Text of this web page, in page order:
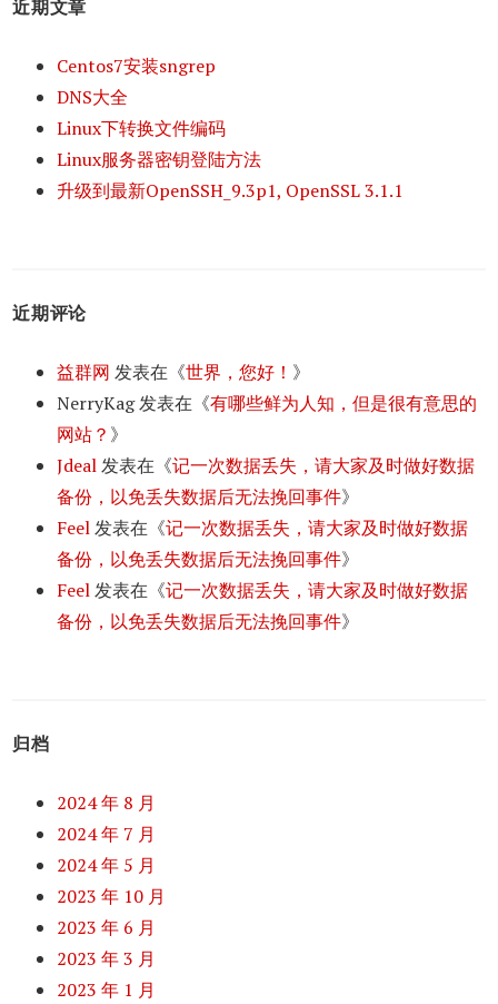
近期文章
Centos7安装sngrep
DNS大全
Linux下转换文件编码
Linux服务器密钥登陆方法
升级到最新OpenSSH_9.3p1, OpenSSL 3.1.1
近期评论
益群网 发表在《世界，您好！ 》
NerryKag发表在《有哪些鲜为人知，但是很有意思的
网站？ 》
Jdeal发表在《记一次数据丢失，请大家及时做好数据
备份，以免丢失数据后无法挽回事件》
Feel发表在《记一次数据丢失，请大家及时做好数据
备份，以免丢失数据后无法挽回事件》
Feel发表在《记一次数据丢失，请大家及时做好数据
备份，以免丢失数据后无法挽回事件》
归档
2024 年 8 月
2024 年 7 月
2024 年 5 月
2023 年 10 月
2023 年 6 月
2023 年 3 月
2023 年 1 月